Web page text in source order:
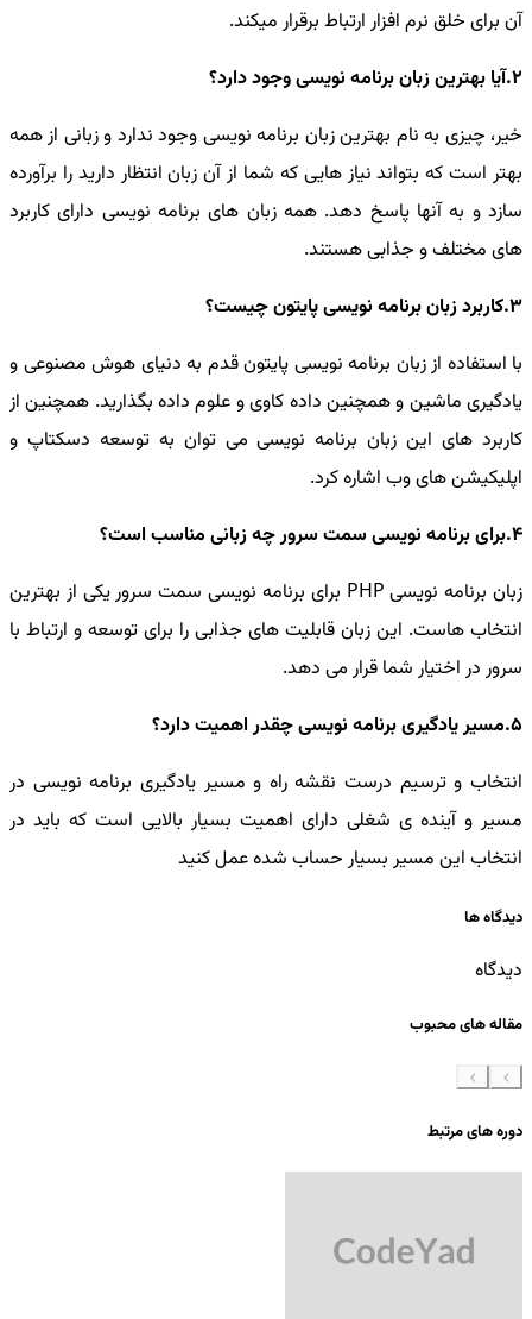
آن برای خلق نرم افزار ارتباط برقرار میکند.
2.آیا بهترین زبان برنامه نویسی وجود دارد؟
خیر، چیزی به نام بهترین زبان برنامه نویسی وجود ندارد و زبانی از همه
بهتر است که بتواند نیاز هایی که شما از آن زبان انتظار دارید را برآورده
سازد و به آنها پاسخ دهد. همه زبان های برنامه نویسی دارای کاربرد
های مختلف و جذابی هستند.
3.کاربرد زبان برنامه نویسی پایتون چیست؟
با استفاده از زبان برنامه نویسی پایتون قدم به دنیای هوش مصنوعی و
یادگیری ماشین و همچنین داده کاوی و علوم داده بگذارید. همچنین از
کاربرد های این زبان برنامه نویسی می توان به توسعه دسکتاپ و
اپلیکیشن های وب اشاره کرد.
4.برای برنامه نویسی سمت سرور چه زبانی مناسب است؟
زبان برنامه نویسی PHP برای برنامه نویسی سمت سرور یکی از بهترین
انتخاب هاست. این زبان قابلیت های جذابی را برای توسعه و ارتباط با
سرور در اختیار شما قرار می دهد.
5.مسیر یادگیری برنامه نویسی چقدر اهمیت دارد؟
انتخاب و ترسیم درست نقشه راه و مسیر یادگیری برنامه نویسی در
مسیر و آینده ی شغلی دارای اهمیت بسیار بالایی است که باید در
انتخاب این مسیر بسیار حساب شده عمل کنید
دیدگاه ها
دیدگاه
مقاله های محبوب
دوره های مرتبط